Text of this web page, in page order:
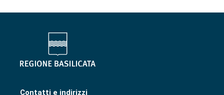
Contatti e indirizzi